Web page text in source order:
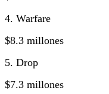
4. Warfare
$8.3 millones
5. Drop
$7.3 millones